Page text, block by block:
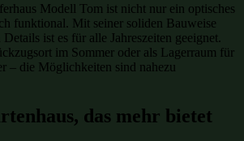
Modell Tom ist nicht nur ein optisches
funktional. Mit seiner soliden Bauweise
ist es für alle Jahreszeiten geeignet.
im Sommer oder als Lagerraum für
– die Möglichkeiten sind nahezu
das mehr bietet